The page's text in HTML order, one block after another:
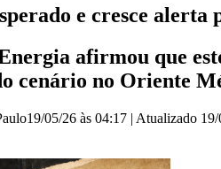
e cresce alerta
afirmou que
cenário no Oriente
19/05/26 às 04:17 | Atualizado